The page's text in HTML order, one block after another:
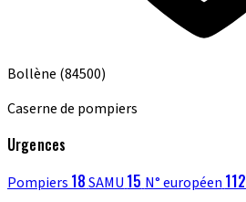
Bollène (84500)
Caserne de pompiers
Urgences
Pompiers 18SAMU 15 N° européen 112